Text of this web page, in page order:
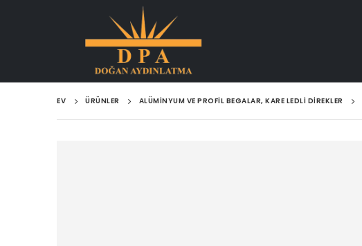
EV ÜRÜNLER ALÜMINYUM VE PROFIL BEGALAR, KARE LEDLI DIREKLER